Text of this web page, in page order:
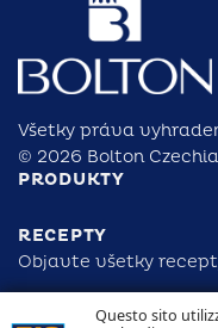
Questo sito
Všetky práva
© 2026 Bolton
PRODUKTY
RECEPTY
Objavte všetky
ZODPOVEDNOSŤ